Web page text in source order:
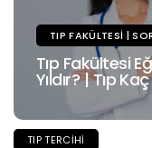
TIP FAKÜLTESI |
Tıp Fakültesi
Yıldır? | Tıp
TIP TERCIHI